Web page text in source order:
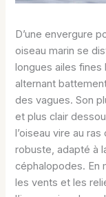
D’une envergure
oiseau marin se
longues ailes
alternant
des vagues. Son
et plus clair
l’oiseau vire au
robuste, adapté à
céphalopodes. En
les vents et les